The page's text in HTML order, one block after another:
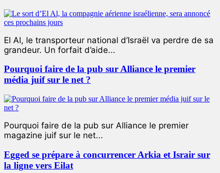
El Al, le transporteur national d’Israël va perdre de sa
grandeur. Un forfait d’aide...
Pourquoi faire de la pub sur Alliance le premier
média juif sur le net ?
Pourquoi faire de la pub sur Alliance le premier
magazine juif sur le net...
Egged se prépare à concurrencer Arkia et Israir sur
la ligne vers Eilat